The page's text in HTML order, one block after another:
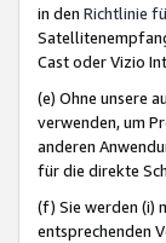
in den Richtlinie
Cast oder Vizio
(e) Ohne unsere
verwenden, um
anderen
für die direkte
(f) Sie werden (i)
entsprechenden